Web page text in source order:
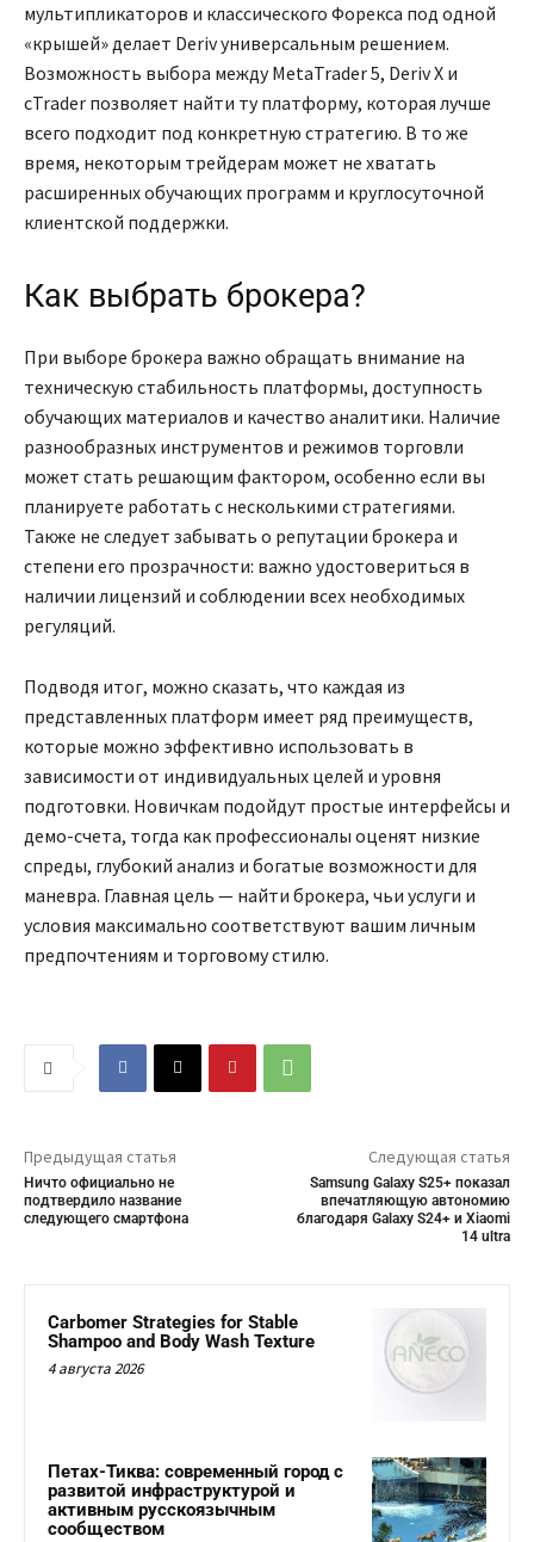
мультипликаторов и классического Форекса под одной
«крышей» делает Deriv универсальным решением.
Возможность выбора между MetaTrader 5, Deriv X и
cTrader позволяет найти ту платформу, которая лучше
всего подходит под конкретную стратегию. В то же
время, некоторым трейдерам может не хватать
расширенных обучающих программ и круглосуточной
клиентской поддержки.
Как выбрать брокера?
При выборе брокера важно обращать внимание на
техническую стабильность платформы, доступность
обучающих материалов и качество аналитики. Наличие
разнообразных инструментов и режимов торговли
может стать решающим фактором, особенно если вы
планируете работать с несколькими стратегиями.
Также не следует забывать о репутации брокера и
степени его прозрачности: важно удостовериться в
наличии лицензий и соблюдении всех необходимых
регуляций.
Подводя итог, можно сказать, что каждая из
представленных платформ имеет ряд преимуществ,
которые можно эффективно использовать в
зависимости от индивидуальных целей и уровня
подготовки. Новичкам подойдут простые интерфейсы и
демо-счета, тогда как профессионалы оценят низкие
спреды, глубокий анализ и богатые возможности для
маневра. Главная цель — найти брокера, чьи услуги и
условия максимально соответствуют вашим личным
предпочтениям и торговому стилю.
Предыдущая статья
Ничто официально не
подтвердило название
следующего смартфона
Следующая статья
Samsung Galaxy S25+ показал
впечатляющую автономию
благодаря Galaxy S24+ и Xiaomi
14 ultra
Carbomer Strategies for Stable
Shampoo and Body Wash Texture
4 августа 2026
Петах-Тиква: современный город с
развитой инфраструктурой и
активным русскоязычным
сообществом